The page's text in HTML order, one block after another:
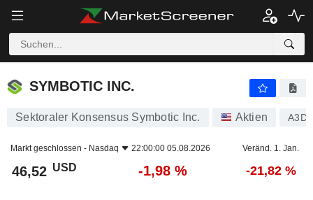
SYMBOTIC INC.
SYMBOTIC INC.
Sektoraler Konsensus Symbotic Inc. Aktien
Markt geschlossen - Nasdaq 22:00:00 05.08.2026 Veränd. 1. Jan.
46,52 USD -1,98 % -21,82 %